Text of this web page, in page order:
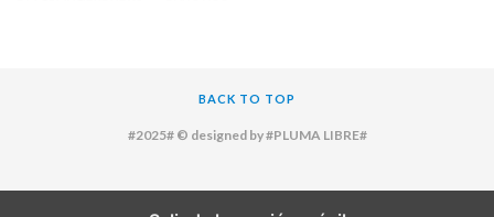
BACK TO TOP
#2025# © designed by #PLUMA LIBRE#